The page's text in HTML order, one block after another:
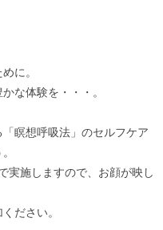
に。
な体験を・・・。
瞑想呼吸法」のセルフケア
実施しますので、お顔が映し
ださい。